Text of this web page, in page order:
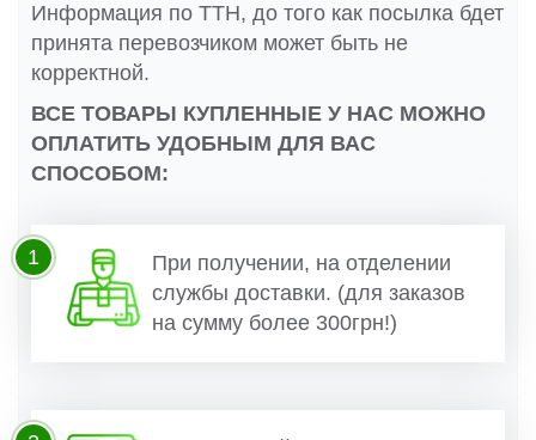
Информация по ТТН, до того как посылка бдет
принята перевозчиком может быть не
корректной.
ВСЕ ТОВАРЫ КУПЛЕННЫЕ У НАС МОЖНО
ОПЛАТИТЬ УДОБНЫМ ДЛЯ ВАС
СПОСОБОМ:
При получении, на отделении
службы доставки. (для заказов
на сумму более 300грн!)
1